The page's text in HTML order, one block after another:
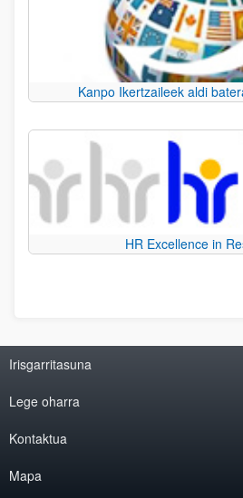
Kanpo Ikertzaileek aldi
HR Excellence in
Irisgarritasuna
Lege oharra
Kontaktua
Mapa